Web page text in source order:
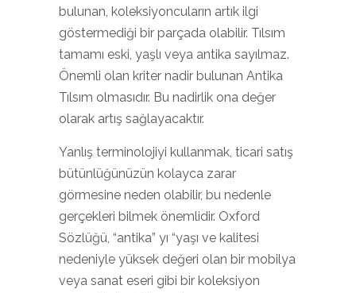
bulunan, koleksiyoncuların artık ilgi
göstermediği bir parçada olabilir. Tılsım
tamamı eski, yaşlı veya antika sayılmaz.
Önemli olan kriter nadir bulunan Antika
Tılsım olmasıdır. Bu nadirlik ona değer
olarak artış sağlayacaktır.
Yanlış terminolojiyi kullanmak, ticari satış
bütünlüğünüzün kolayca zarar
görmesine neden olabilir, bu nedenle
gerçekleri bilmek önemlidir. Oxford
Sözlüğü, “antika” yı “yaşı ve kalitesi
nedeniyle yüksek değeri olan bir mobilya
veya sanat eseri gibi bir koleksiyon